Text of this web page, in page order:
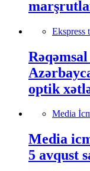
Ekspress
optik
Media
Media
5 avqust